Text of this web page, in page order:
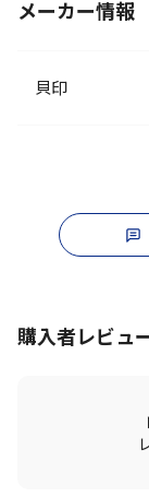
メーカー情報
貝印
購入者レビュ